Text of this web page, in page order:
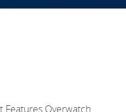
Features Overwatch